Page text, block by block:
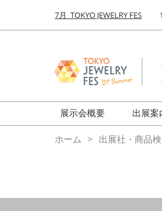
キ
し
て
む
to
7月_TOKYO JEWELRY FES
展示会概要
前回来場者数
ミネラル&ストーン
出展案
ホーム 出展社・商品